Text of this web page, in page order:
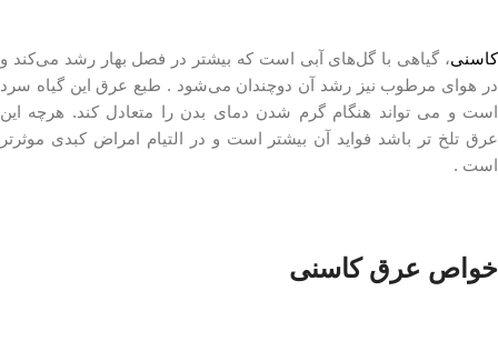
کاسنی، گیاهی با گل‌های آبی است که بیشتر در فصل بهار رشد می‌کند و
در هوای مرطوب نیز رشد آن دوچندان می‌شود . طبع عرق این گیاه سرد
است و می تواند هنگام گرم شدن دمای بدن را متعادل کند. هرچه این
عرق تلخ تر باشد فواید آن بیشتر است و در التیام امراض کبدی موثرتر
است .
خواص عرق کاسنی